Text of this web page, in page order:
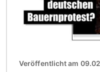
Veröffentlicht am